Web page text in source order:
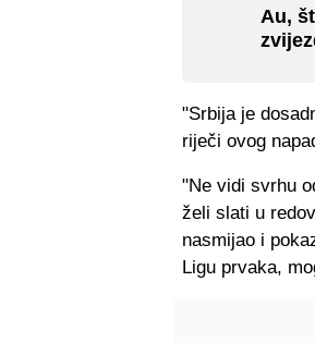
Au,
"Srbija je
riječi ovog
"Ne vidi svrhu
želi slati u
nasmijao i
Ligu prvaka,